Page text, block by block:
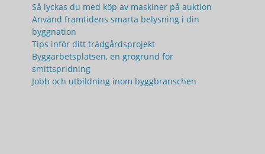
Så lyckas du med köp av maskiner på auktion
Använd framtidens smarta belysning i din
byggnation
Tips inför ditt trädgårdsprojekt
Byggarbetsplatsen, en grogrund för
smittspridning
Jobb och utbildning inom byggbranschen